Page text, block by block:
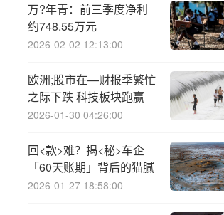
万?年青：前三季度净利
约748.55万元
2026-02-02 12:13:00
欧洲;股市在—财报季繁忙
之际下跌 科技板块跑赢
2026-01-30 04:26:00
回<款>难？揭<秘>车企
「60天账期」背后的猫腻
2026-01-27 18:58:00